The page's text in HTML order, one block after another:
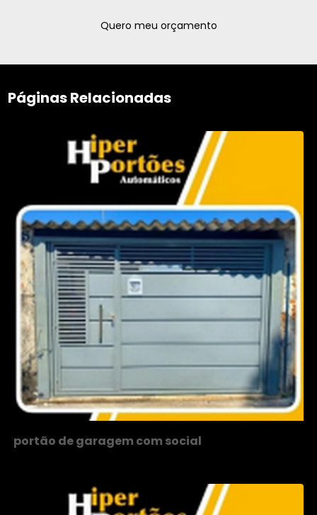
Quero meu orçamento
Páginas Relacionadas
portão de garagem com social